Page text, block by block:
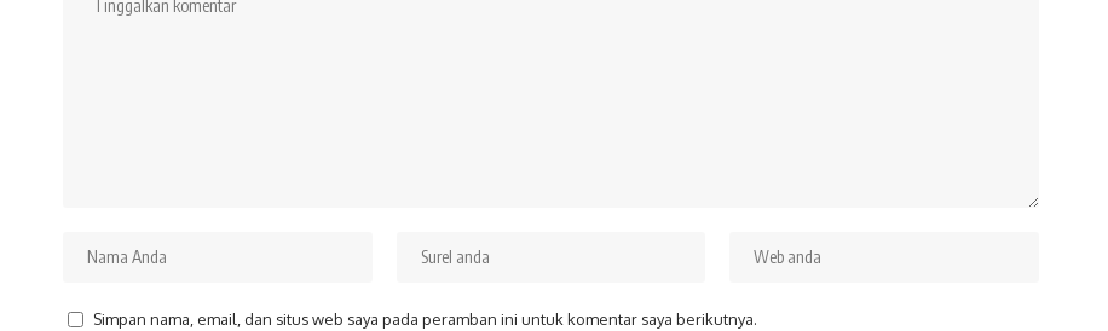
Simpan nama, email, dan situs web saya pada peramban ini untuk komentar saya berikutnya.